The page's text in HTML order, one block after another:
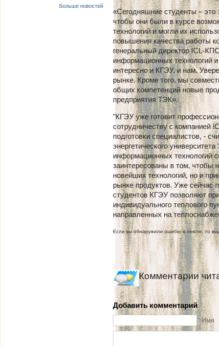
Больше новостей
«Сегодняшние студенты –
чтобы они были в курсе
технологий и могли их
повышения качества работы
генеральный директор ICL-
информационных технологий
интересно и КГЭУ, и нам.
рынке. Кроме того, мы
общих компетенций новые
предприятия ТЭК».
"КГЭУ уже готовит
сотрудничеству с компанией
подготовки специалистов, -
энергетического
информационных технологий
заинтересованы в том, чтобы
новейших технологий, но и
рынке продуктов. Уже сейчас
студентов КГЭУ позволяют
индивидуального теплового
направленных на
Если вы обнаружили ошибку в тексте, то
Комментарии
Добавить комментарий
Имя